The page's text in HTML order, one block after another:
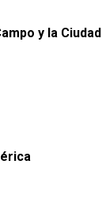
y la Ciudad